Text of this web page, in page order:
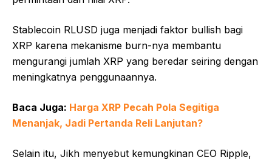
Stablecoin RLUSD juga menjadi faktor bullish bagi
XRP karena mekanisme burn-nya membantu
mengurangi jumlah XRP yang beredar seiring dengan
meningkatnya penggunaannya.
Baca Juga: Harga XRP Pecah Pola Segitiga
Menanjak, Jadi Pertanda Reli Lanjutan?
Selain itu, Jikh menyebut kemungkinan CEO Ripple,